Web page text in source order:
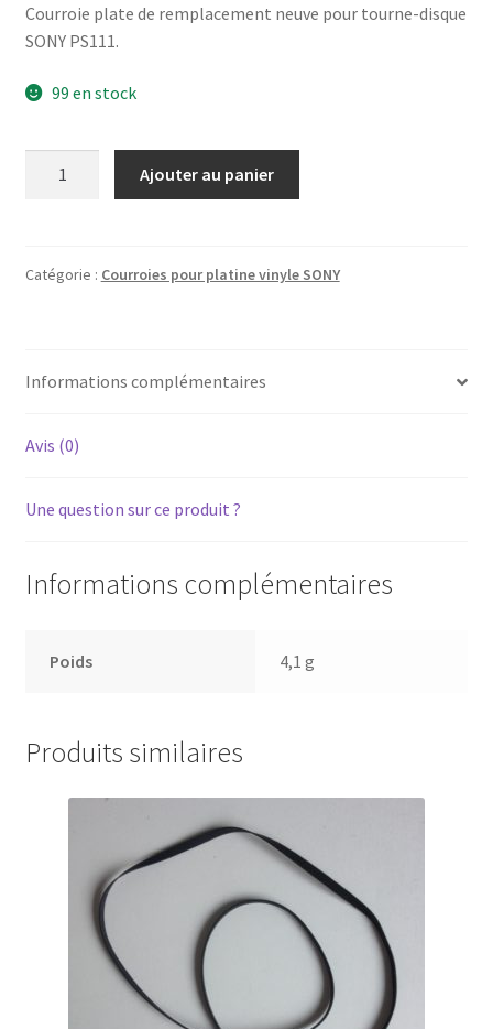
Courroie plate de remplacement neuve pour tourne-disque
SONY PS111.
99 en stock
111
platine
tourne-
Ajouter au panier
Catégorie : Courroies pour platine vinyle SONY
Informations complémentaires
Avis (0)
Une question sur ce produit ?
Informations complémentaires
Poids 4,1 g
Produits similaires